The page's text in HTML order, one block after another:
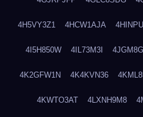
4H5VY3Z1 4HCW1AJA
4I5H850W 4IL73M3I
4K2GFW1N 4K4KVN36
4KWTO3AT 4LXNH9M8